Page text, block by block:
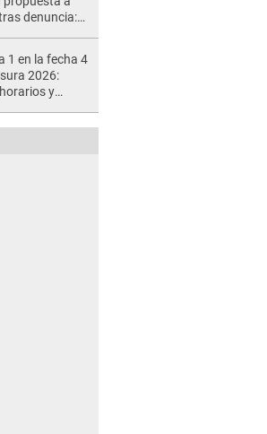
denuncia:
1 en la fecha 4
2026:
y